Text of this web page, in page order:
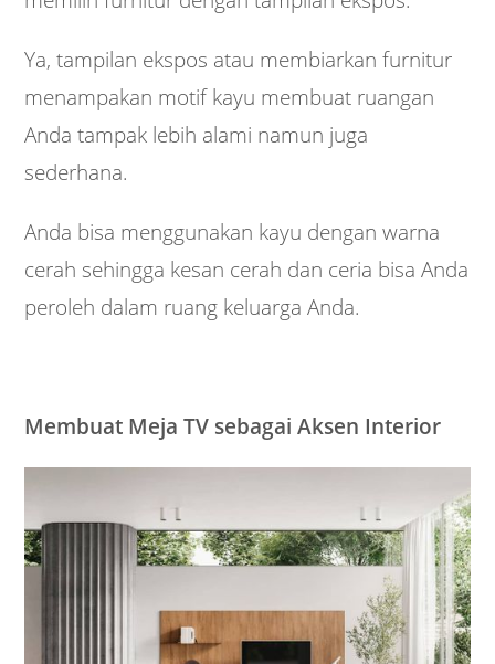
Ya, tampilan ekspos atau membiarkan furnitur
menampakan motif kayu membuat ruangan
Anda tampak lebih alami namun juga
sederhana.
Anda bisa menggunakan kayu dengan warna
cerah sehingga kesan cerah dan ceria bisa Anda
peroleh dalam ruang keluarga Anda.
Membuat Meja TV sebagai Aksen Interior